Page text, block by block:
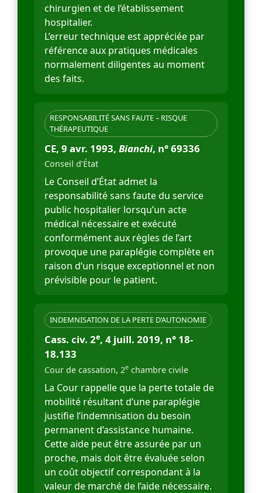
chirurgien et de l’établissement
hospitalier.
L’erreur technique est appréciée par
référence aux pratiques médicales
normalement diligentes au moment
des faits.
RESPONSABILITÉ SANS FAUTE – RISQUE
THÉRAPEUTIQUE
CE, 9 avr. 1993, Bianchi, n° 69336
Conseil d’État
Le Conseil d’État admet la
responsabilité sans faute du service
public hospitalier lorsqu’un acte
médical nécessaire et exécuté
conformément aux règles de l’art
provoque une paraplégie complète en
raison d’un risque exceptionnel et non
prévisible pour le patient.
INDEMNISATION DE LA PERTE D’AUTONOMIE
Cass. civ. 2e, 4 juill. 2019, n° 18-
18.133
Cour de cassation, 2e chambre civile
La Cour rappelle que la perte totale de
mobilité résultant d’une paraplégie
justifie l’indemnisation du besoin
permanent d’assistance humaine.
Cette aide peut être assurée par un
proche, mais doit être évaluée selon
un coût objectif correspondant à la
valeur de marché de l’aide nécessaire.